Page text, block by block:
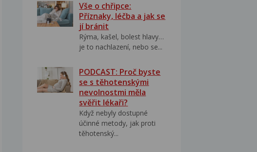
Vše o chřipce:
Příznaky, léčba a jak se
jí bránit
Rýma, kašel, bolest hlavy…
je to nachlazení, nebo se...
PODCAST: Proč byste
se s těhotenskými
nevolnostmi měla
svěřit lékaři?
Když nebyly dostupné
účinné metody, jak proti
těhotenský...